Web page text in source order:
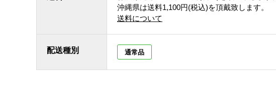
沖縄県は送料1,100円(税込)を頂戴致します。
送料について
配送種別 通常品